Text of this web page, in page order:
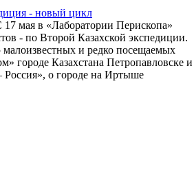
- новый цикл
мая в «Лаборатории Перископа»
- по Второй Казахской экспедиции.
малоизвестных и редко посещаемых
городе Казахстана Петропавловске и
о городе на Иртыше